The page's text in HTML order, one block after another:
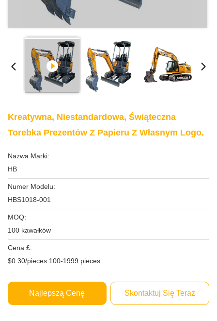
Kreatywna, Niestandardowa, Świąteczna
Torebka Prezentów Z Papieru Z Własnym Logo.
Nazwa Marki:
HB
Numer Modelu:
HBS1018-001
MOQ:
100 kawałków
Cena £:
$0.30/pieces 100-1999 pieces
Najlepszą Cenę Skontaktuj Się Teraz